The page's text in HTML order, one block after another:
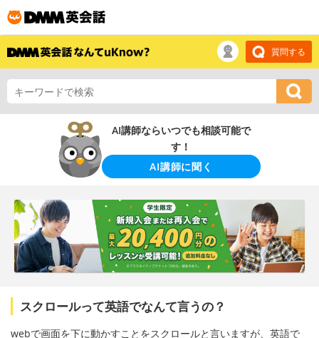
質問する
AI講師ならいつでも相談可能で
す！
AI講師に聞く
スクロールって英語でなんて言うの？
webで画面を下に動かすことをスクロールと言いますが、英語で